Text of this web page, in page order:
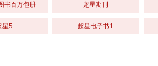
书百万包册 超星期刊
星5 超星电子书1